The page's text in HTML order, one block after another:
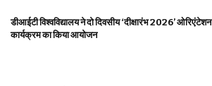
डीआईटी विश्वविद्यालय ने दो दिवसीय ‘दीक्षारंभ 2026’ ओरिएंटेशन
कार्यक्रम का किया आयोजन